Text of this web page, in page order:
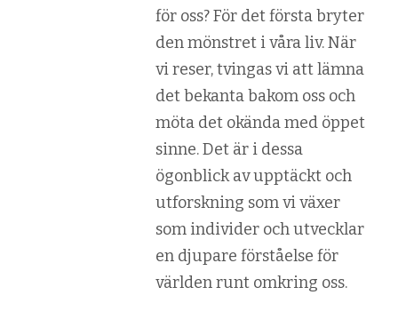
för oss? För det första bryter
den mönstret i våra liv. När
vi reser, tvingas vi att lämna
det bekanta bakom oss och
möta det okända med öppet
sinne. Det är i dessa
ögonblick av upptäckt och
utforskning som vi växer
som individer och utvecklar
en djupare förståelse för
världen runt omkring oss.